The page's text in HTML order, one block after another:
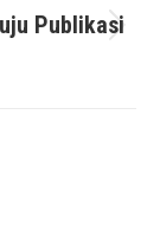
Publikasi